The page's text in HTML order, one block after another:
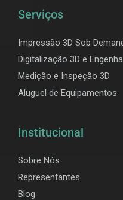
Serviços
Impressão 3D Sob
Digitalização 3D e
Medição e Inspeção 3D
Aluguel de Equipamentos
Institucional
Sobre Nós
Representantes
Blog